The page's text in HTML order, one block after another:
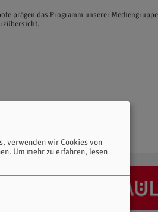
prägen das Programm unserer
verwenden wir Cookies von
Um mehr zu erfahren, lesen